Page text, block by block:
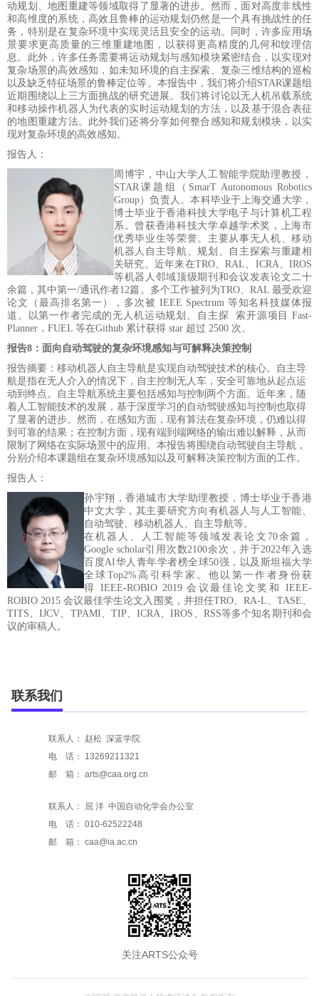
动规划、地图重建等领域取得了显著的进步。然而，面对高度非线性
和高维度的系统，高效且鲁棒的运动规划仍然是一个具有挑战性的任
务，特别是在复杂环境中实现灵活且安全的运动。同时，许多应用场
景要求更高质量的三维重建地图，以获得更高精度的几何和纹理信
息。此外，许多任务需要将运动规划与感知模块紧密结合，以实现对
复杂场景的高效感知，如未知环境的自主探索、复杂三维结构的巡检
以及缺乏特征场景的鲁棒定位等。本报告中，我们将介绍STAR课题组
近期围绕以上三方面挑战的研究进展。我们将讨论以无人机吊载系统
和移动操作机器人为代表的实时运动规划的方法，以及基于混合表征
的地图重建方法。此外我们还将分享如何整合感知和规划模块，以实
现对复杂环境的高效感知。
报告人：
周博宇，中山大学人工智能学院助理教授，
STAR课题组（SmarT Autonomous Robotics
Group）负责人。本科毕业于上海交通大学，
博士毕业于香港科技大学电子与计算机工程
系。曾获香港科技大学卓越学术奖，上海市
优秀毕业生等荣誉。主要从事无人机、移动
机器人自主导航、规划、自主探索与重建相
关研究。近年来在TRO、RAL、ICRA、IROS
等机器人邻域顶级期刊和会议发表论文二十
余篇，其中第一/通讯作者12篇。多个工作被列为TRO、RAL 最受欢迎
论文（最高排名第一），多次被 IEEE Spectrum 等知名科技媒体报
道。以第一作者完成的无人机运动规划、自主探
索开源项目
Fast-
Planner，FUEL 等在Github 累计获得 star 超过 2500 次。
报告8：面向自动驾驶的复杂环境感知与可解释决策控制
报告摘要：移动机器人自主导航是实现自动驾驶技术的核心。自主导
航是指在无人介入的情况下，自主控制无人车，安全可靠地从起点运
动到终点。自主导航系统主要包括感知与控制两个方面。近年来，随
着人工智能技术的发展，基于深度学习的自动驾驶感知与控制也取得
了显著的进步。然而，在感知方面，现有算法在复杂环境，仍难以得
到可靠的结果；在控制方面，现有端到端网络的输出难以解释，从而
限制了网络在实际场景中的应用。本报告将围绕自动驾驶自主导航，
分别介绍本课题组在复杂环境感知以及可解释决策控制方面的工作。
报告人：
孙宇翔，香港城市大学助理教授，博士毕业于香港
中文大学，其主要研究方向有机器人与人工智能、
自动驾驶、移动机器人、自主导航等。
在机器人、人工智能等领域发表论文 70余篇，
Google scholar引用次数2100余次，并于2022年入选
百度AI华人青年学者榜全球50强，以及斯坦福大学
全球Top2%高引科学家。 他以第一作者身份获
得 IEEE-ROBIO 2019 会议最佳论文奖和 IEEE-
ROBIO 2015 会议最佳学生论文入围奖 ，并担任TRO、RA-L、TASE、
TITS、IJCV、TPAMI、TIP、ICRA、IROS、RSS等多个知名期刊和会
议的审稿人。
联系我们
联系人： 赵松 深蓝学院
电
话： 13269211321
邮
箱： arts@caa.org.cn
联系人： 屈 洋 中国自动化学会办公室
电
话： 010-62522248
邮
箱： caa@ia.ac.cn
关注ARTS公众号